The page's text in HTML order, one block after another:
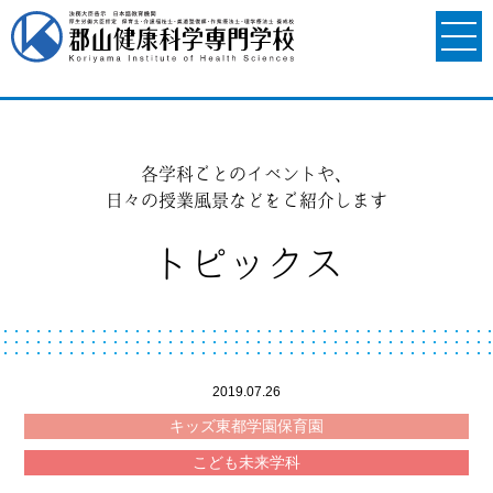
各学科ごとのイベントや、
日々の授業風景などをご紹介します
トピックス
2019.07.26
キッズ東都学園保育園
こども未来学科